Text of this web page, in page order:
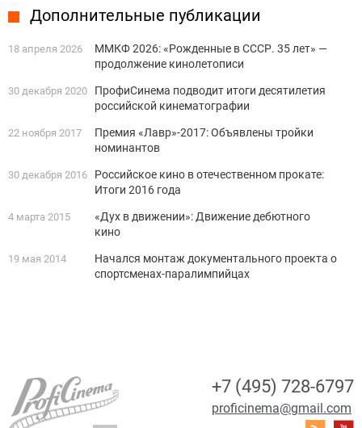
Дополнительные публикации
18 апреля 2026
ММКФ 2026: «Рожденные в СССР. 35 лет» —
продолжение кинолетописи
30 декабря 2020
ПрофиСинема подводит итоги десятилетия
российской кинематографии
22 ноября 2017
Премия «Лавр»-2017: Объявлены тройки
номинантов
30 декабря 2016
Российское кино в отечественном прокате:
Итоги 2016 года
4 марта 2015
«Дух в движении»: Движение дебютного
кино
19 мая 2014
Начался монтаж документального проекта о
спортсменах-паралимпийцах
+7 (495) 728-6797
proficinema@gmail.com